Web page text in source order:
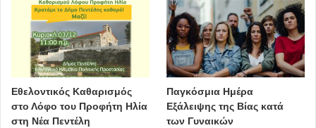
Εθελοντικός Καθαρισμός
στο Λόφο του Προφήτη Ηλία
στη Νέα Πεντέλη
Παγκόσμια Ημέρα
Εξάλειψης της Βίας κατά
των Γυναικών